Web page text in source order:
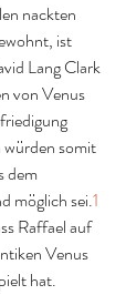
nackten
ist
Lang Clark
von Venus
somit
dem
möglich sei.1
Raffael auf
Venus
hat.